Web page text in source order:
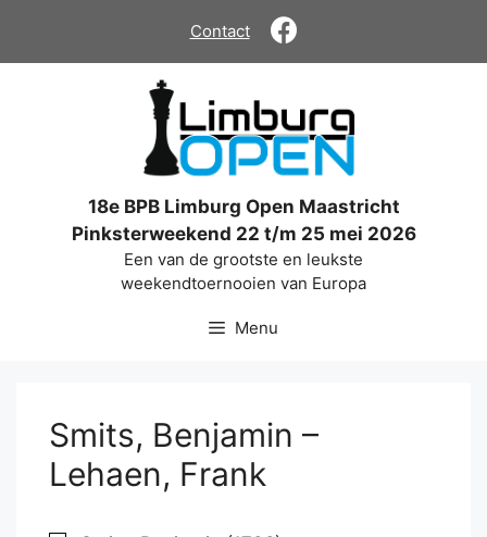
de
Contact
18e BPB Limburg Open Maastricht
Pinksterweekend 22 t/m 25 mei 2026
Een van de grootste en leukste
weekendtoernooien van Europa
Menu
Smits, Benjamin –
Lehaen, Frank